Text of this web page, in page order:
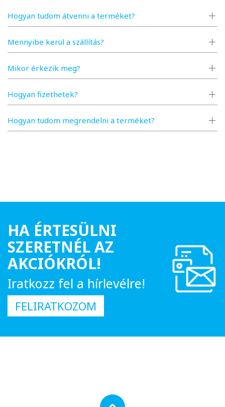
Hogyan tudom átvenni a terméket?
Mennyibe kerül a szállítás?
Mikor érkezik meg?
Hogyan fizethetek?
Hogyan tudom megrendelni a terméket?
HA ÉRTESÜLNI
SZERETNÉL AZ
AKCIÓKRÓL!
Iratkozz fel a hírlevélre!
FELIRATKOZOM